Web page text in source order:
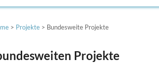
> Projekte > Bundesweite Projekte
Projekte